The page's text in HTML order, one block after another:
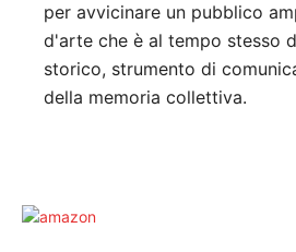
per avvicinare un pubblico
d'arte che è al tempo stesso
storico, strumento di
della memoria collettiva.